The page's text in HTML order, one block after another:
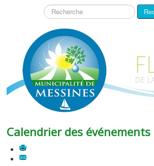
Rechercher
Calendrier des événements